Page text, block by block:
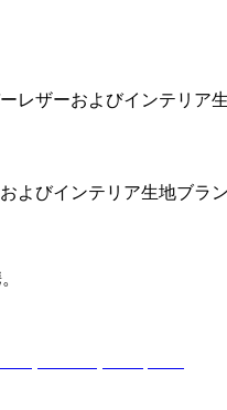
レザーおよびインテリア
よびインテリア生地ブラン